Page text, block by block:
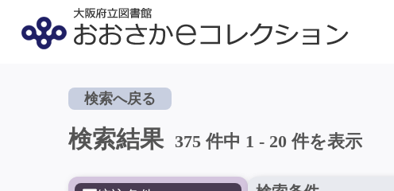
検索へ戻る
検索結果 375 件中 1 - 20 件を表示